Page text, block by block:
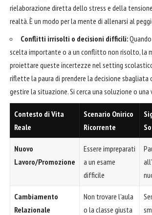
rielaborazione diretta dello stress e della
realtà. È un modo per la mente di allenarsi al
Conflitti irrisolti o decisioni difficili:
scelta importante o a un conflitto non risolto, la
proiettare queste incertezze nel setting
riflette la paura di prendere la decisione sbagliata
gestire la situazione. Si cerca una soluzione o una
Contesto di Vita
Reale
Scenario Onirico
Ricorrente
Nuovo
Lavoro/Promozione
Essere impreparati
a un esame
difficile
Cambiamento
Relazionale
Non trovare l'aula
o la classe giusta